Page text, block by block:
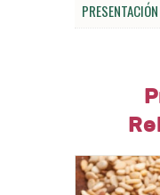
PRESENTACIÓN